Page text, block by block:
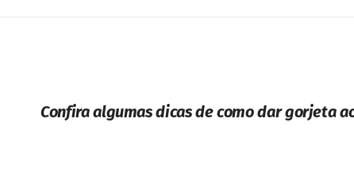
Confira algumas dicas de como dar gorjeta